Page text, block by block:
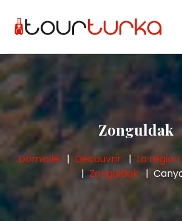
Zonguldak
Domicile Découvrir
La
Zonguldak